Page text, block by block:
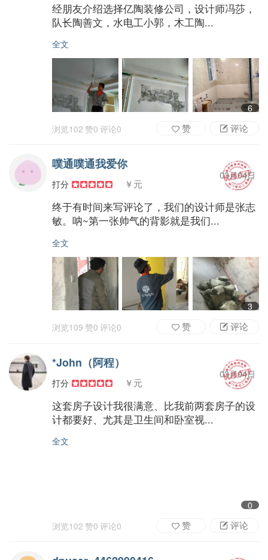
经朋友介绍选择亿陶装修公司，设计师冯莎，
队长陶善文，水电工小郭，木工陶...
全文
6
浏览102 赞0 评论0 评论
赞
噗通噗通我爱你
打分 ￥元
03月04日
终于有时间来写评论了，我们的设计师是张志
敏。呐~第一张帅气的背影就是我们...
全文
3
浏览109 赞0 评论0 评论
赞
*John（阿程）
打分 ￥元
03月04日
这套房子设计我很满意、比我前两套房子的设
计都要好、尤其是卫生间和卧室视...
全文
0
浏览102 赞0 评论0 评论
赞